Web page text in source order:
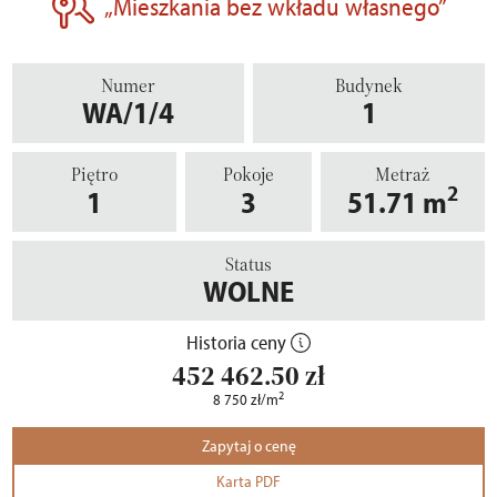
Numer
WA/1/4
Budynek
1
Piętro
1
Pokoje
3
Metraż
51.71 m2
Status
WOLNE
Historia ceny
452 462.50zł
8 750zł/m2
Zapytaj o cenę
Karta PDF